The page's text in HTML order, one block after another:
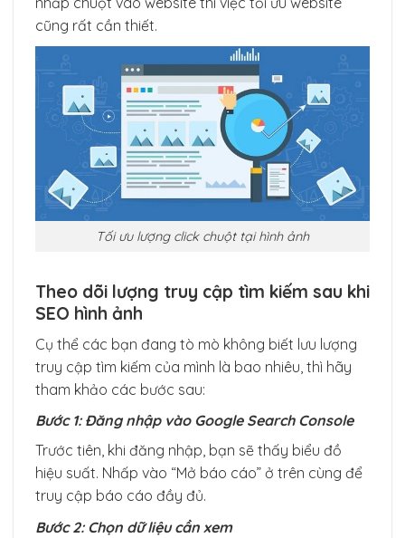
cũng rất cần thiết.
Tối ưu lượng click chuột tại hình ảnh
Theo dõi lượng truy cập tìm kiếm sau khi
SEO hình ảnh
Cụ thể các bạn đang tò mò không biết lưu lượng
truy cập tìm kiếm của mình là bao nhiêu, thì hãy
tham khảo các bước sau:
Bước 1: Đăng nhập vào Google Search Console
Trước tiên, khi đăng nhập, bạn sẽ thấy biểu đồ
hiệu suất. Nhấp vào “Mở báo cáo” ở trên cùng để
truy cập báo cáo đầy đủ.
Bước 2: Chọn dữ liệu cần xem